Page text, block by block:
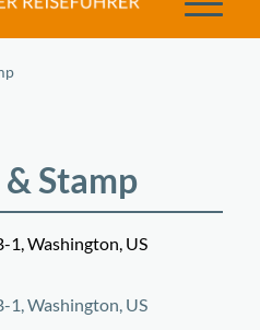
Stamp
1, Washington, US
1, Washington, US